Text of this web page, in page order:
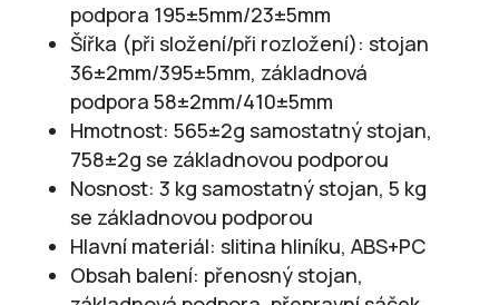
podpora 195±5mm/23±5mm
Šířka (při složení/při rozložení): stojan
36±2mm/395±5mm, základnová
podpora 58±2mm/410±5mm
Hmotnost: 565±2g samostatný stojan,
758±2g se základnovou podporou
Nosnost: 3 kg samostatný stojan, 5 kg
se základnovou podporou
Hlavní materiál: slitina hliníku, ABS+PC
Obsah balení: přenosný stojan,